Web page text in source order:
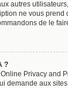
autres
ne vous prend
de le
?
Privacy and
demande aux